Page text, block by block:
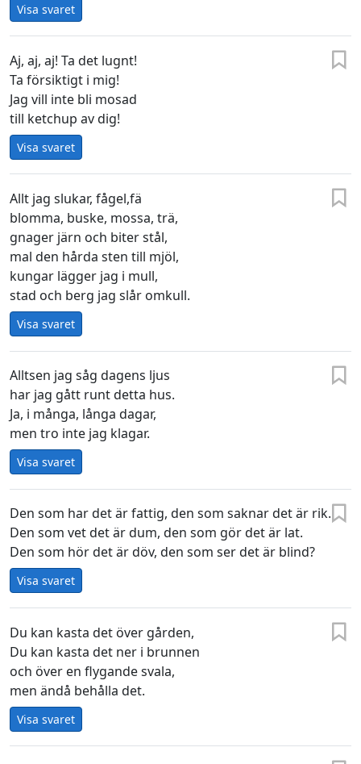
Visa svaret
Aj, aj, aj! Ta det lugnt!
Ta försiktigt i mig!
Jag vill inte bli mosad
till ketchup av dig!
Visa svaret
Allt jag slukar, fågel,fä
blomma, buske, mossa, trä,
gnager järn och biter stål,
mal den hårda sten till mjöl,
kungar lägger jag i mull,
stad och berg jag slår omkull.
Visa svaret
Alltsen jag såg dagens ljus
har jag gått runt detta hus.
Ja, i många, långa dagar,
men tro inte jag klagar.
Visa svaret
Den som har det är fattig, den som saknar det är rik.
Den som vet det är dum, den som gör det är lat.
Den som hör det är döv, den som ser det är blind?
Visa svaret
Du kan kasta det över gården,
Du kan kasta det ner i brunnen
och över en flygande svala,
men ändå behålla det.
Visa svaret